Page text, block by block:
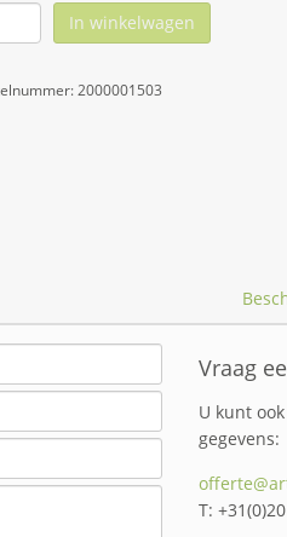
In winkelwagen
2000001503
Vraag
U kunt
gegevens:
T: